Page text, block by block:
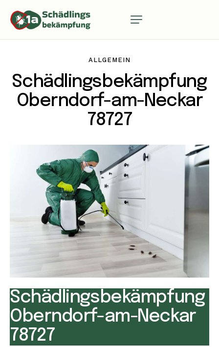
ALLGEMEIN
Schädlingsbekämpfung
Oberndorf-am-Neckar
78727
Schädlingsbekämpfung
Oberndorf-am-Neckar
78727